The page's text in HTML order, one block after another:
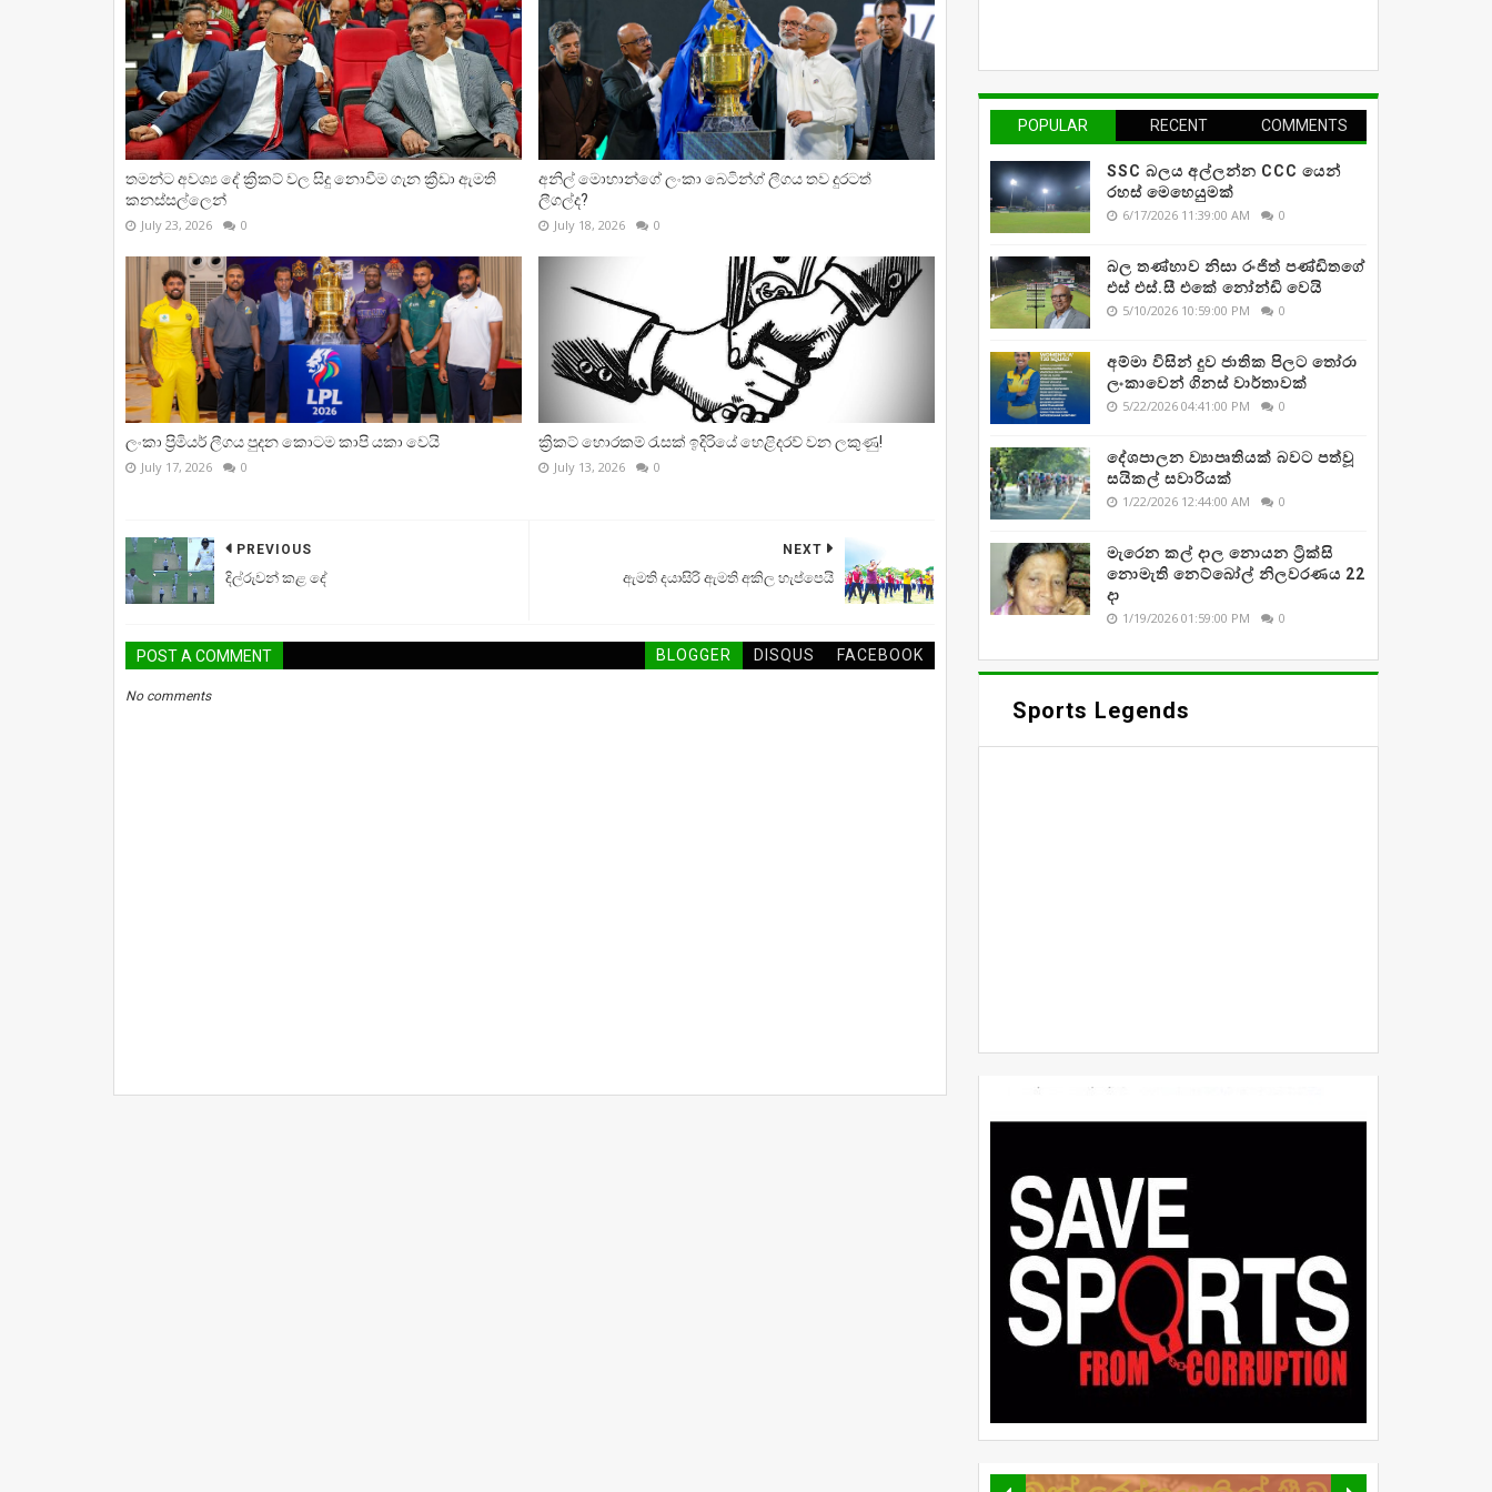
තමන්ට අවශ්‍ය දේ ක්‍රිකට් වල සිදු නොවීම ගැන ක්‍රීඩා ඇමති
කනස්සල්ලෙන්
July 23, 2026 0
අනිල් මොහාන්ගේ ලංකා බෙටින්ග් ලීගය තව දුරටත්
ලීගල්ද?
July 18, 2026 0
ලංකා ප්‍රිමියර් ලීගය පුදන කොටම කාපි යකා වෙයි
July 17, 2026 0
ක්‍රිකට් හොරකම් රැසක් ඉදිරියේ හෙළිදරව් වන ලකුණු!
July 13, 2026 0
NEXT
ඇමති දයාසිරි ඇමති අකිල හැප්පෙයි
PREVIOUS
දිල්රුවන් කළ දේ
POST A COMMENT BLOGGER DISQUS FACEBOOK
No comments
POPULAR RECENT COMMENTS
SSC බලය අල්ලන්න CCC යෙන්
රහස් මෙහෙයුමක්
6/17/2026 11:39:00 AM 0
බල තණ්හාව නිසා රංජිත් පණ්ඩිතගේ
එස් එස්.සී එකේ නෝන්ඩි වෙයි
5/10/2026 10:59:00 PM 0
අම්මා විසින් දුව ජාතික පිලට තෝරා
ලංකාවෙන් ගිනස් වාර්තාවක්
5/22/2026 04:41:00 PM 0
දේශපාලන ව්‍යාපෘතියක් බවට පත්වූ
සයිකල් සවාරියක්
1/22/2026 12:44:00 AM 0
මැරෙන කල් දාල නොයන ට්‍රික්සි
නොමැති නෙට්බෝල් නිලවරණය 22
දා
1/19/2026 01:59:00 PM 0
Sports Legends